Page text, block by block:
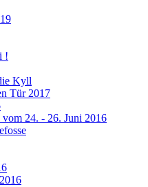
!
Kyll
Tür 2017
24. - 26. Juni 2016